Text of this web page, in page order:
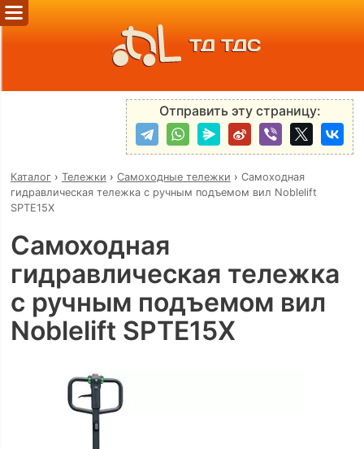
ТД ТДС
Отправить эту страницу:
Каталог› Тележки › Самоходные тележки › Самоходная
гидравлическая тележка с ручным подъемом вил Noblelift
SPTE15X
Самоходная
гидравлическая тележка
с ручным подъемом вил
Noblelift SPTE15X